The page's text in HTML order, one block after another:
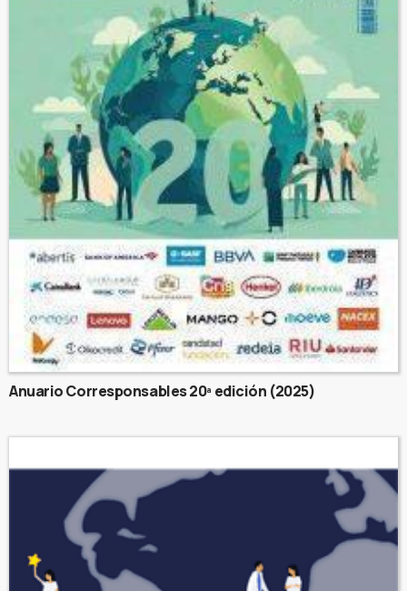
Anuario Corresponsables 20ª edición (2025)